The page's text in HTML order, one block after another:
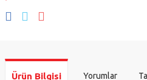
Ürün Bilgisi Yorumlar